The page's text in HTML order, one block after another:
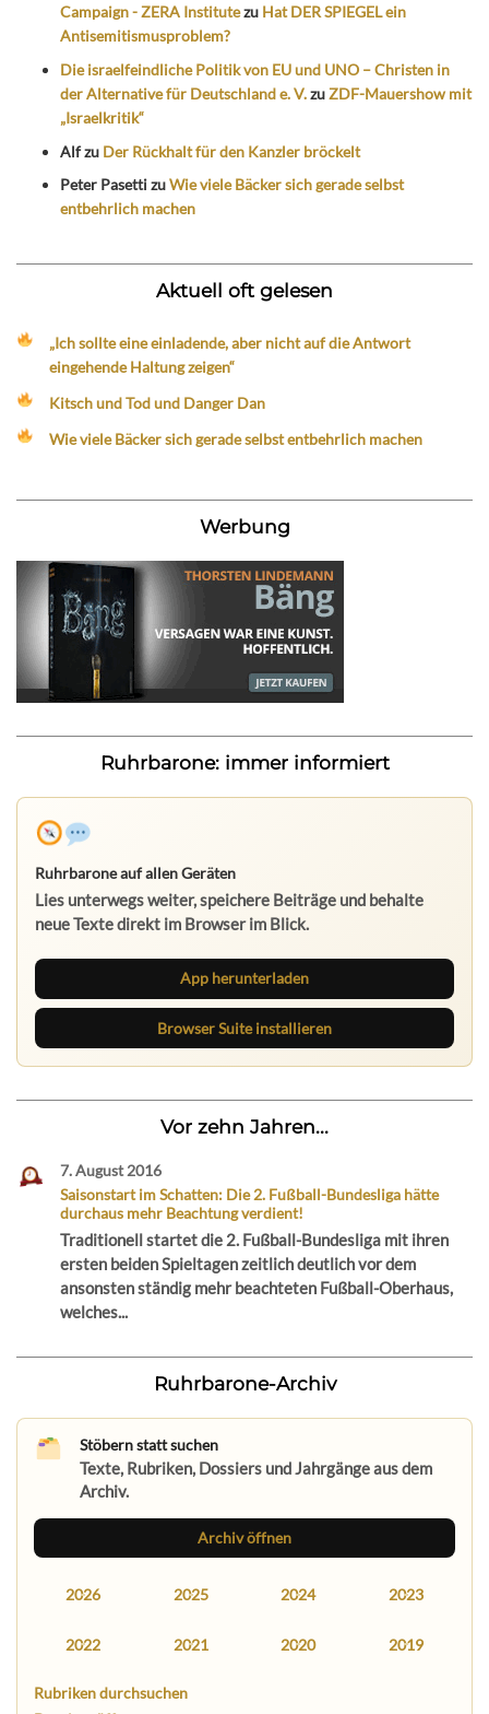
Campaign - ZERA Institutezu Hat DER SPIEGEL ein
Antisemitismusproblem?
Die israelfeindliche Politik von EU und UNO – Christen in
der Alternative für Deutschland e. V.zuZDF-Mauershow mit
„Israelkritik“
Alfzu Der Rückhalt für den Kanzler bröckelt
Peter PasettizuWie viele Bäcker sich gerade selbst
entbehrlich machen
Aktuell oft gelesen
„Ich sollte eine einladende, aber nicht auf die Antwort
eingehende Haltung zeigen“
Kitsch und Tod und Danger Dan
Wie viele Bäcker sich gerade selbst entbehrlich machen
Werbung
Ruhrbarone: immer informiert
Ruhrbarone auf allen Geräten
Lies unterwegs weiter, speichere Beiträge und behalte
neue Texte direkt im Browser im Blick.
App herunterladen
Browser Suite installieren
Vor zehn Jahren...
7. August 2016
Saisonstart im Schatten: Die 2. Fußball-Bundesliga hätte
durchaus mehr Beachtung verdient!
Traditionell startet die 2. Fußball-Bundesliga mit ihren
ersten beiden Spieltagen zeitlich deutlich vor dem
ansonsten ständig mehr beachteten Fußball-Oberhaus,
welches...
Ruhrbarone-Archiv
Stöbern statt suchen
Texte, Rubriken, Dossiers und Jahrgänge aus dem
Archiv.
Archiv öffnen
2026 2025 2024 2023
2022 2021 2020 2019
Rubriken durchsuchen